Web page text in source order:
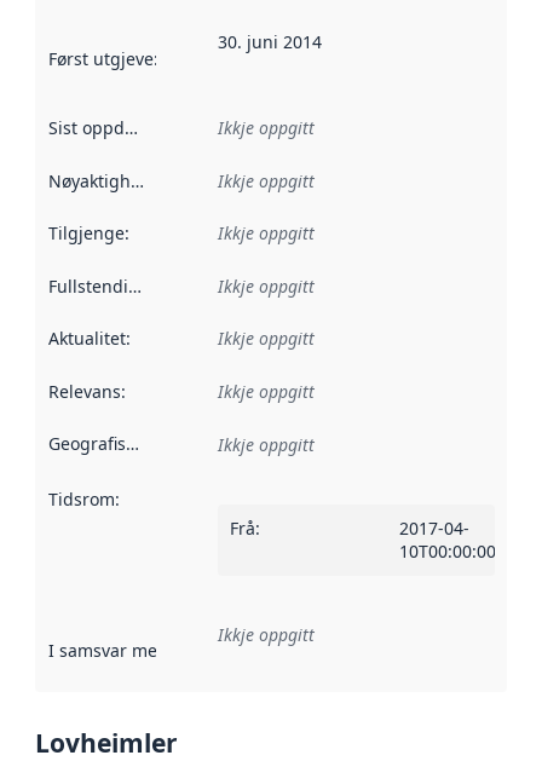
Først utgjeve: Denne datoen seier når dataa i dette
30. juni 2014
Sist oppdatert Ikkje oppgitt
Nøyaktigheit Ikkje oppgitt
Tilgjenge: Ikkje oppgitt
Fullstendigheit Ikkje oppgitt
Aktualitet: Ikkje oppgitt
Relevans: Ikkje oppgitt
Geografisk område Ikkje oppgitt
Tidsrom:
Frå:
2017-04-
10T00:00:00Z
I samsvar med Referanse til ei implementeringsregel eller
Ikkje oppgitt
Lovheimler